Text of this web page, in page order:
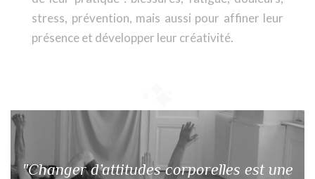
stress, prévention, mais aussi pour affiner leur
présence et développer leur créativité.
"Changer d’attitudes corporelles est une